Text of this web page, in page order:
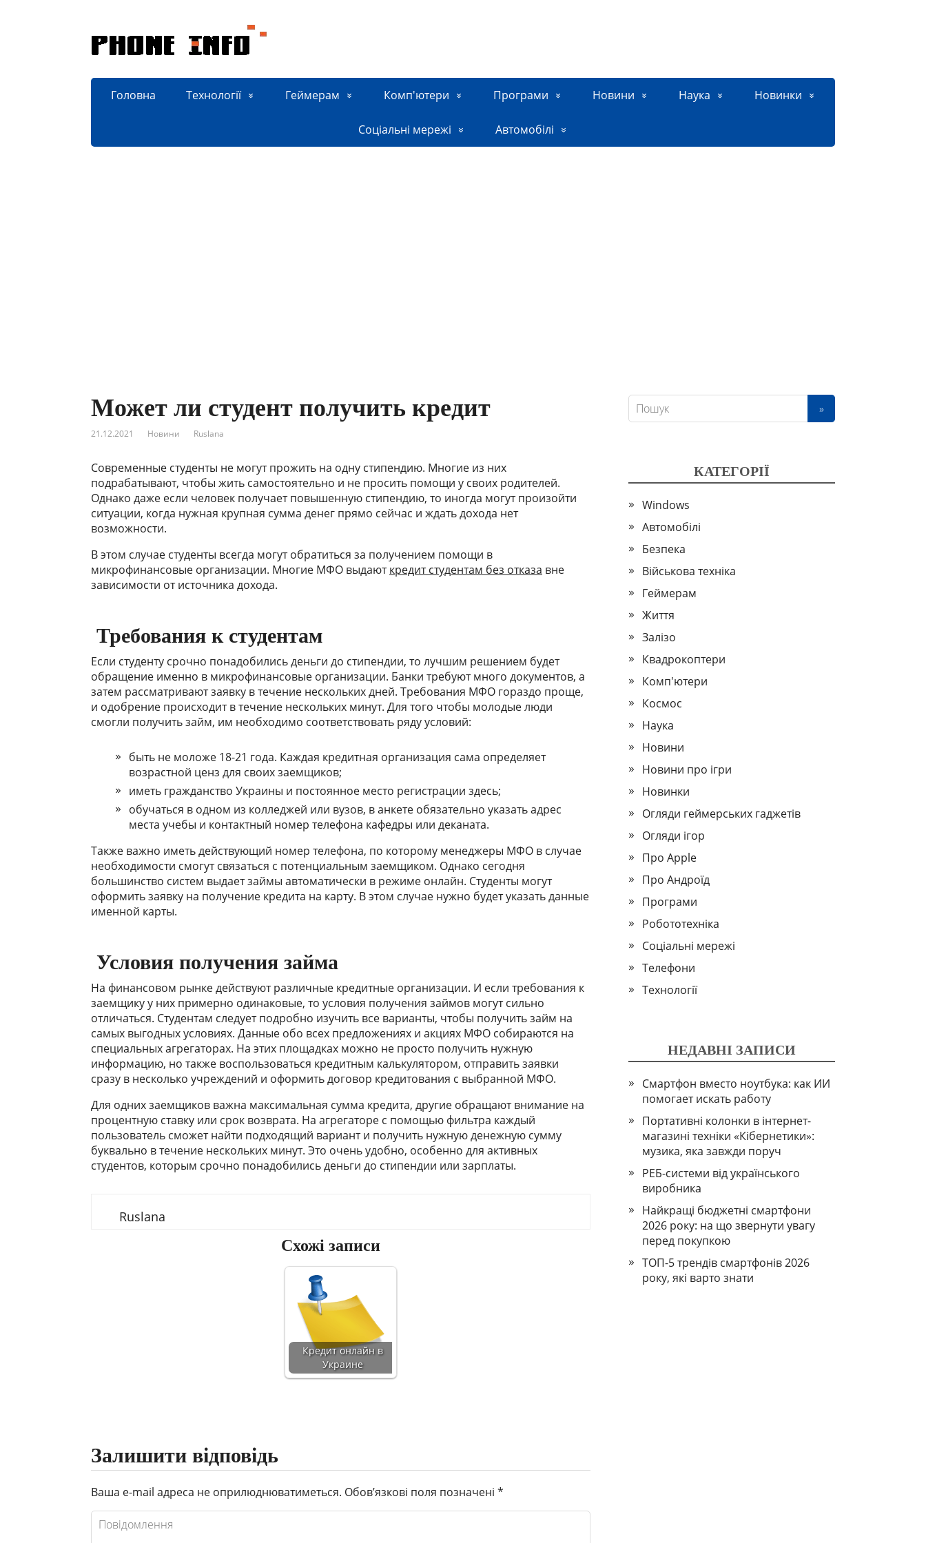
Головна Технології Геймерам Комп'ютери Програми Новини Наука Новинки
Соціальні мережі Автомобілі
Может ли студент получить кредит
21.12.2021 Новини Ruslana
Современные студенты не могут прожить на одну стипендию. Многие из них
подрабатывают, чтобы жить самостоятельно и не просить помощи у своих родителей.
Однако даже если человек получает повышенную стипендию, то иногда могут произойти
ситуации, когда нужная крупная сумма денег прямо сейчас и ждать дохода нет
возможности.
В этом случае студенты всегда могут обратиться за получением помощи в
микрофинансовые организации. Многие МФО выдаюткредит студентам без отказа вне
зависимости от источника дохода.
Требования к студентам
Если студенту срочно понадобились деньги до стипендии, то лучшим решением будет
обращение именно в микрофинансовые организации. Банки требуют много документов, а
затем рассматривают заявку в течение нескольких дней. Требования МФО гораздо проще,
и одобрение происходит в течение нескольких минут. Для того чтобы молодые люди
смогли получить займ, им необходимо соответствовать ряду условий:
быть не моложе 18-21 года. Каждая кредитная организация сама определяет
возрастной ценз для своих заемщиков;
иметь гражданство Украины и постоянное место регистрации здесь;
обучаться в одном из колледжей или вузов, в анкете обязательно указать адрес
места учебы и контактный номер телефона кафедры или деканата.
Также важно иметь действующий номер телефона, по которому менеджеры МФО в случае
необходимости смогут связаться с потенциальным заемщиком. Однако сегодня
большинство систем выдает займы автоматически в режиме онлайн. Студенты могут
оформить заявку на получение кредита на карту. В этом случае нужно будет указать данные
именной карты.
Условия получения займа
На финансовом рынке действуют различные кредитные организации. И если требования к
заемщику у них примерно одинаковые, то условия получения займов могут сильно
отличаться. Студентам следует подробно изучить все варианты, чтобы получить займ на
самых выгодных условиях. Данные обо всех предложениях и акциях МФО собираются на
специальных агрегаторах. На этих площадках можно не просто получить нужную
информацию, но также воспользоваться кредитным калькулятором, отправить заявки
сразу в несколько учреждений и оформить договор кредитования с выбранной МФО.
Для одних заемщиков важна максимальная сумма кредита, другие обращают внимание на
процентную ставку или срок возврата. На агрегаторе с помощью фильтра каждый
пользователь сможет найти подходящий вариант и получить нужную денежную сумму
буквально в течение нескольких минут. Это очень удобно, особенно для активных
студентов, которым срочно понадобились деньги до стипендии или зарплаты.
Ruslana
Схожі записи
Кредит онлайн в
Украине
Залишити відповідь
Ваша e-mail адреса не оприлюднюватиметься. Обов’язкові поля позначені *
КАТЕГОРІЇ
Windows
Автомобілі
Безпека
Військова техніка
Геймерам
Життя
Залізо
Квадрокоптери
Комп'ютери
Космос
Наука
Новини
Новини про ігри
Новинки
Огляди геймерських гаджетів
Огляди ігор
Про Apple
Про Андроїд
Програми
Робототехніка
Соціальні мережі
Телефони
Технології
НЕДАВНІ ЗАПИСИ
Смартфон вместо ноутбука: как ИИ
помогает искать работу
Портативні колонки в інтернет-
магазині техніки «Кібернетики»:
музика, яка завжди поруч
РЕБ-системи від українського
виробника
Найкращі бюджетні смартфони
2026 року: на що звернути увагу
перед покупкою
ТОП-5 трендів смартфонів 2026
року, які варто знати